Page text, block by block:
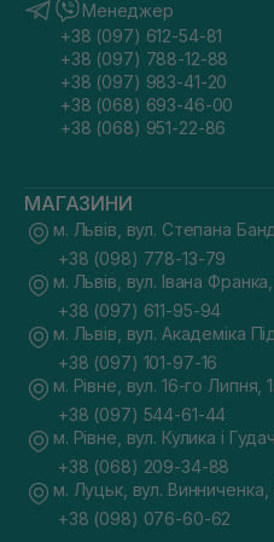
Менеджер
+38 (097) 612-54-81
+38 (097) 788-12-88
+38 (097) 983-41-20
+38 (068) 693-46-00
+38 (068) 951-22-86
МАГАЗИНИ
м. Львів, вул. Степана
+38 (098) 778-13-79
м. Львів, вул. Івана
+38 (097) 611-95-94
м. Львів, вул. Академіка
+38 (097) 101-97-16
м. Рівне, вул. 16-го Липня,
+38 (097) 544-61-44
м. Рівне, вул. Кулика і
+38 (068) 209-34-88
м. Луцьк, вул. Винниченка,
+38 (098) 076-60-62